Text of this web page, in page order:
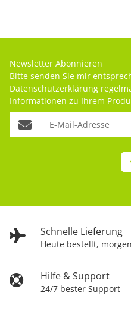
Schnelle Lieferung
Heute bestellt,
Hilfe & Support
24/7 bester Support
Newsletter Abonnieren
Bitte senden Sie mir
Datenschutzerklärung
Informationen zu Ihrem